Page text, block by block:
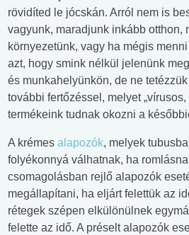
rövidíted le jócskán. Arról nem is
vagyunk, maradjunk inkább otthon,
környezetünk, vagy ha mégis
azt, hogy smink nélkül jelenünk
és munkahelyünkön, de ne
további fertőzéssel, melyet
termékeink tudnak okozni a
A krémes alapozók, melyek
folyékonnyá válhatnak, ha
csomagolásban rejlő alapozók
megállapítani, ha eljárt felettük az
rétegek szépen elkülönülnek
felette az idő. A préselt alapozók